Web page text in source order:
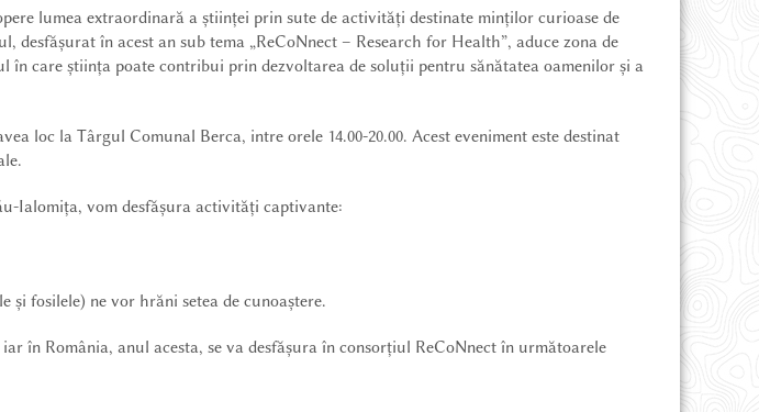
lumea extraordinară a științei prin sute de activități destinate minților curioase de
în acest an sub tema „ReCoNnect – Research for Health”, aduce zona de
în care știința poate contribui prin dezvoltarea de soluții pentru sănătatea oamenilor și a
loc la Târgul Comunal Berca, intre orele 14.00-20.00. Acest eveniment este destinat
Ialomița, vom desfășura activități captivante:
fosilele) ne vor hrăni setea de cunoaștere.
în România, anul acesta, se va desfășura în consorțiul ReCoNnect în următoarele